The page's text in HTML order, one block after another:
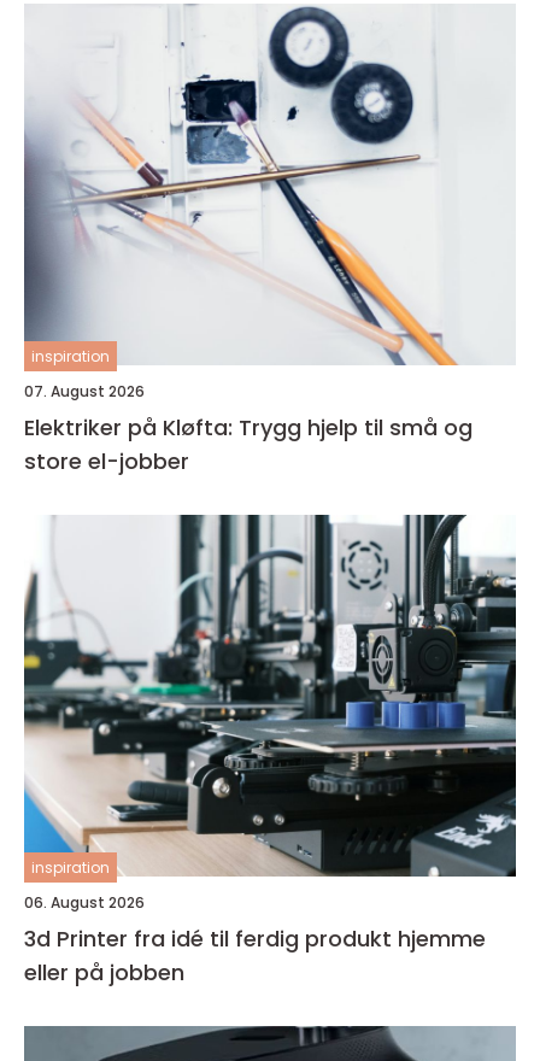
inspiration
07. August 2026
Elektriker på Kløfta: Trygg hjelp til små og
store el-jobber
inspiration
06. August 2026
3d Printer fra idé til ferdig produkt hjemme
eller på jobben